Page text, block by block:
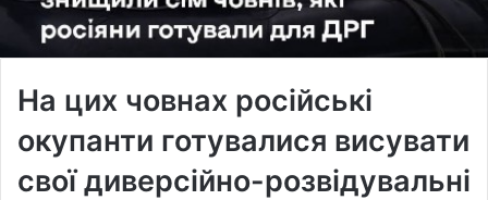
На цих човнах російські
окупанти готувалися висувати
свої диверсійно-розвідувальні